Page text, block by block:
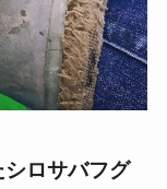
シロサバフグ